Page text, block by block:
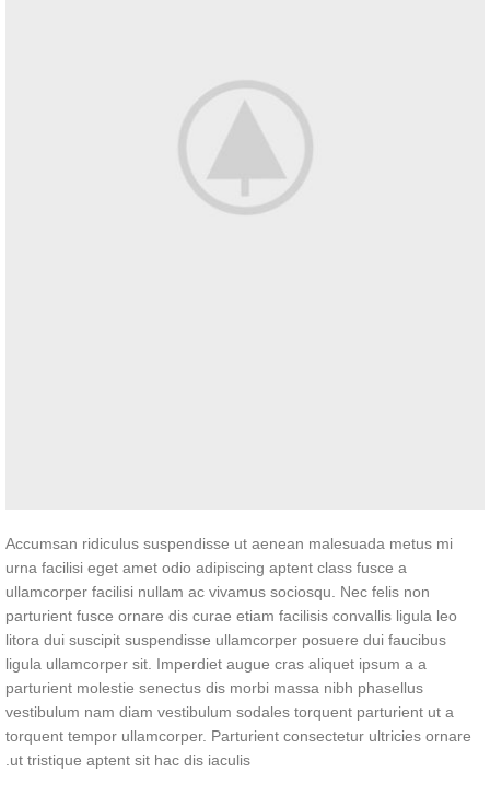
Accumsan ridiculus suspendisse ut aenean malesuada metus mi
urna facilisi eget amet odio adipiscing aptent class fusce a
ullamcorper facilisi nullam ac vivamus sociosqu. Nec felis non
parturient fusce ornare dis curae etiam facilisis convallis ligula leo
litora dui suscipit suspendisse ullamcorper posuere dui faucibus
ligula ullamcorper sit. Imperdiet augue cras aliquet ipsum a a
parturient molestie senectus dis morbi massa nibh phasellus
vestibulum nam diam vestibulum sodales torquent parturient ut a
torquent tempor ullamcorper. Parturient consectetur ultricies ornare
ut tristique aptent sit hac dis iaculis.